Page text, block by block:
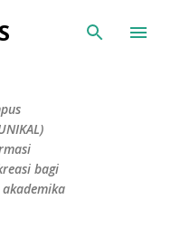
utama
bagi